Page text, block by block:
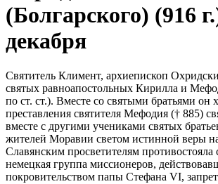
(Болгарского) (916
декабря
Святитель Климент, архиепископ
святых равноапостольных Кирилла и
по ст. ст.). Вместе со святыми братьями он
преставления святителя Мефодия († 885)
вместе с другими учениками святых
жителей Моравии светом истинной веры
Славянским просветителям противостояла
немецкая группа миссионеров,
покровительством папы Стефана VI,